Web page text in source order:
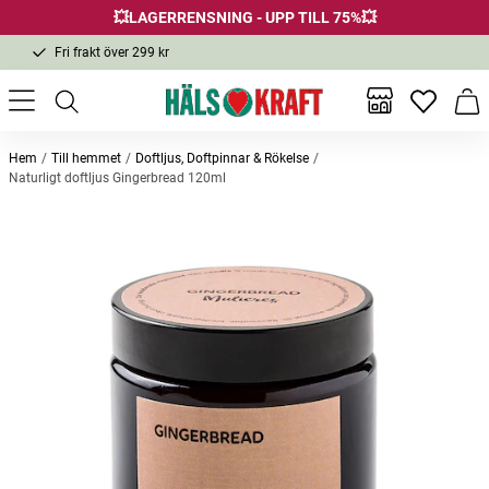
💥LAGERRENSNING - UPP TILL 75%💥
Fri frakt över 299 kr
1-3 dagars leverans
Samma pris i butik & online
Fri frakt över 299 kr
Inga
Hem Till hemmet
Doftljus, Doftpinnar & Rökelse
Naturligt doftljus Gingerbread 120ml